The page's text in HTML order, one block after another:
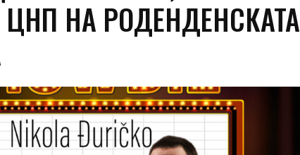
НА РОДЕНДЕНСКАТА